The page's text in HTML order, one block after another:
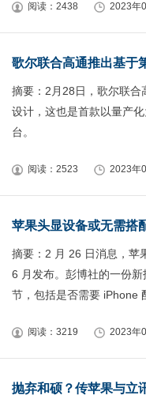
阅读：2438 2023年
歌尔联合高通推出基于
摘要：2月28日，歌尔联
设计，这也是首款以量产
台。
阅读：2523 2023年
苹果头显设备或无需搭
摘要：2 月 26 日消息，苹
6 月发布。彭博社的一份
节，包括是否需要 iPhone
阅读：3219 2023年
抛弃和硕？传苹果与立